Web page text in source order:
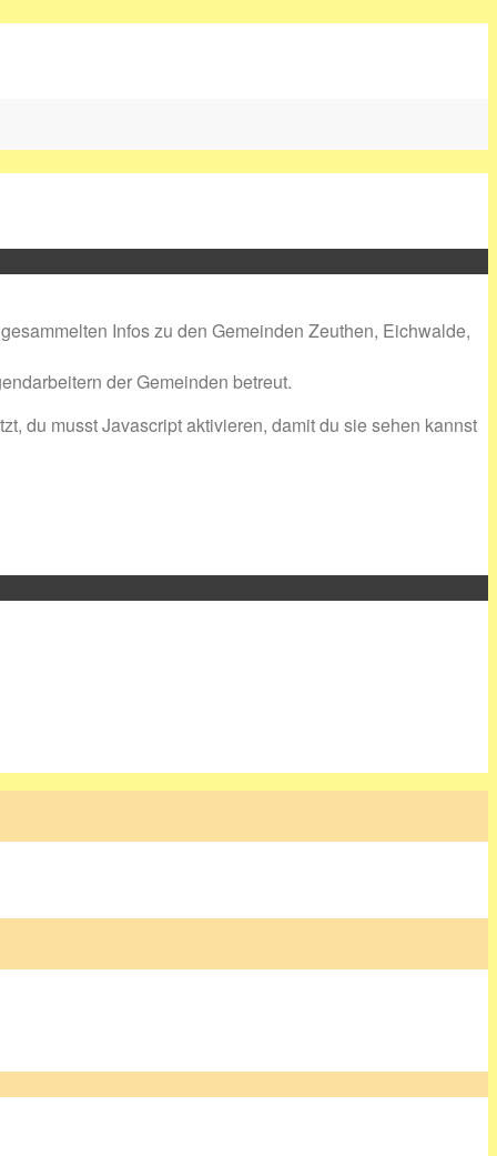
Infos zu den Gemeinden Zeuthen, Eichwalde,
der Gemeinden betreut.
du musst Javascript aktivieren, damit du sie sehen kannst